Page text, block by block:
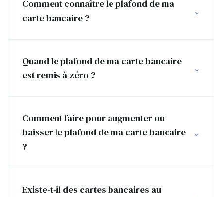
Comment connaître le plafond de ma
carte bancaire ?
Quand le plafond de ma carte bancaire
est remis à zéro ?
Comment faire pour augmenter ou
baisser le plafond de ma carte bancaire
?
Existe-t-il des cartes bancaires au